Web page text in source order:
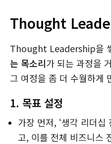
Thought
Thought Leadership을
는 목소리가 되는 과정을
그 여정을 좀 더 수월하게
1. 목표 설정
가장 먼저, ‘생각 리더십
고, 이를 전체 비즈니스